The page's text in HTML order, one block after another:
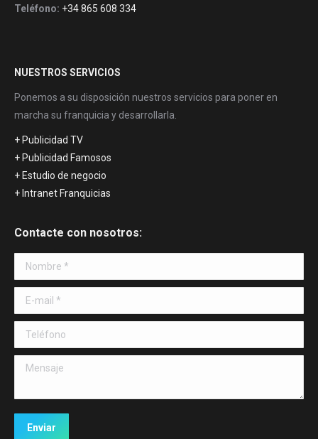
Teléfono: +34 865 608 334
NUESTROS SERVICIOS
Ponemos a su disposición nuestros servicios para poner en
marcha su franquicia y desarrollarla.
+ Publicidad TV
+ Publicidad Famosos
+ Estudio de negocio
+ Intranet Franquicias
Contacte con nosotros:
Nombre *
E-mail *
Teléfono
Mensaje
Enviar